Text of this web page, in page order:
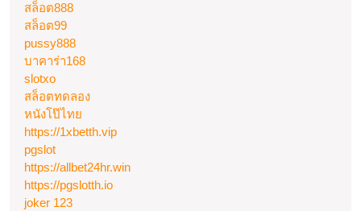
สล็อต888
สล็อต99
pussy888
บาคาร่า168
slotxo
สล็อตทดลอง
หนังโป๊ไทย
https://1xbetth.vip
pgslot
https://allbet24hr.win
https://pgslotth.io
joker 123